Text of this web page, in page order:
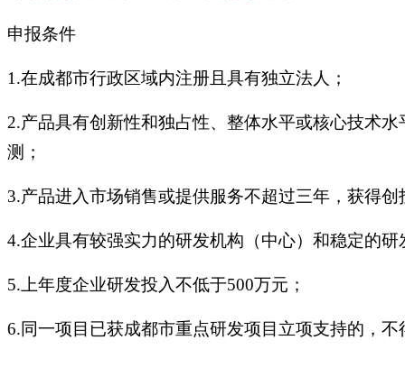
申报条件
1.在成都市行政区域内注册且具有独立法人；
2.产品具有创新性和独占性、整体水平或核心技术
测；
3.产品进入市场销售或提供服务不超过三年，获得
4.企业具有较强实力的研发机构（中心）和稳定的
5.上年度企业研发投入不低于500万元；
6.同一项目已获成都市重点研发项目立项支持的，不